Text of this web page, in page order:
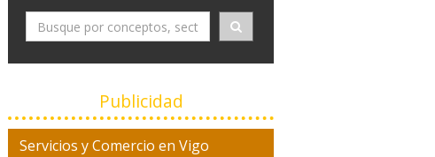
Publicidad
Servicios y Comercio en Vigo